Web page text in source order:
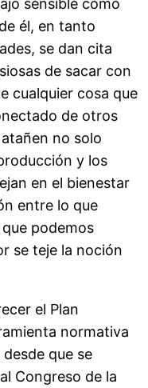
sensible como
él, en tanto
se dan cita
de sacar con
cualquier cosa que
de otros
no solo
y los
en el bienestar
entre lo que
podemos
se teje la noción
el Plan
normativa
que se
Congreso de la